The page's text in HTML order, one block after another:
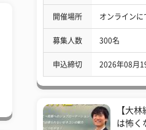
開催場所 オンラインに
募集人数 300名
申込締切 2026年08月
【大
は怖く